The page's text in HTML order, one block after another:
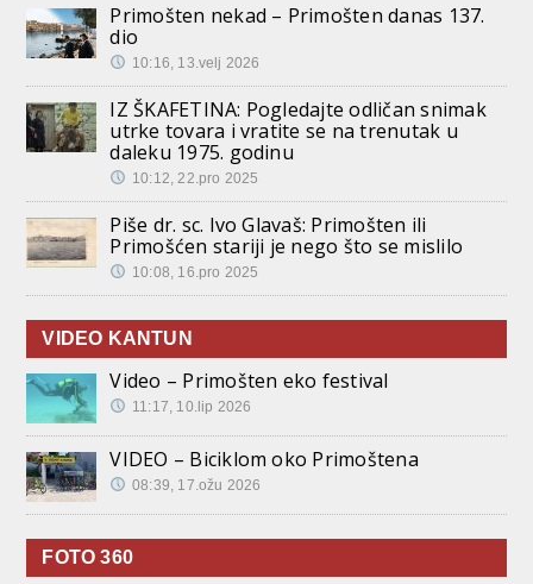
Primošten nekad – Primošten danas 137.
dio
10:16, 13.velj 2026
IZ ŠKAFETINA: Pogledajte odličan snimak
utrke tovara i vratite se na trenutak u
daleku 1975. godinu
10:12, 22.pro 2025
Piše dr. sc. Ivo Glavaš: Primošten ili
Primošćen stariji je nego što se mislilo
10:08, 16.pro 2025
VIDEO KANTUN
Video – Primošten eko festival
11:17, 10.lip 2026
VIDEO – Biciklom oko Primoštena
08:39, 17.ožu 2026
FOTO 360